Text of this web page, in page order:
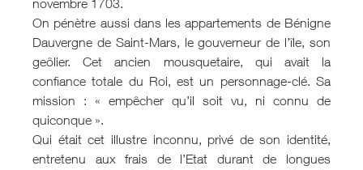
novembre 1703.
On pénètre aussi dans les appartements de Bénigne
Dauvergne de Saint-Mars, le gouverneur de l’île, son
geôlier. Cet ancien mousquetaire, qui avait la
confiance totale du Roi, est un personnage-clé. Sa
mission : « empêcher qu’il soit vu, ni connu de
quiconque ».
Qui était cet illustre inconnu, privé de son identité,
entretenu aux frais de l’Etat durant de longues